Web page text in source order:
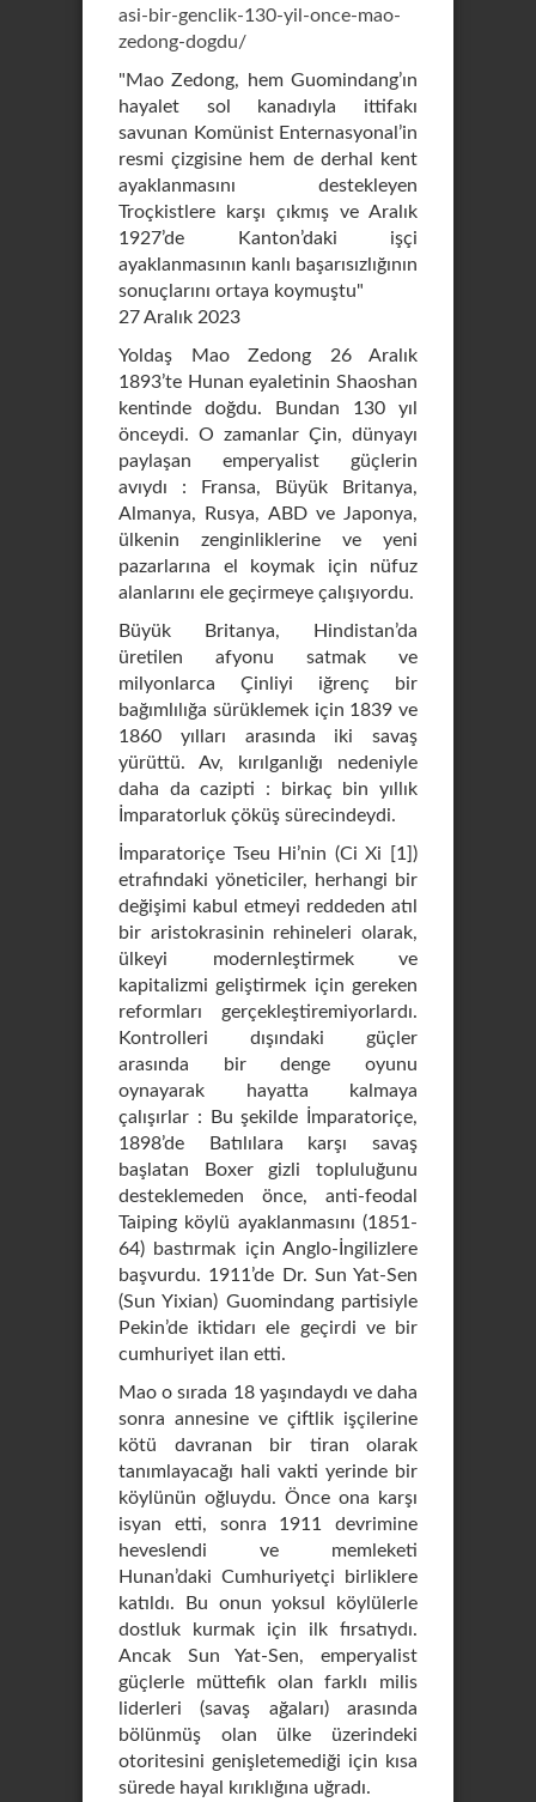
asi-bir-genclik-130-yil-once-mao-
zedong-dogdu/
"Mao Zedong, hem Guomindang’ın
hayalet sol kanadıyla ittifakı
savunan Komünist Enternasyonal’in
resmi çizgisine hem de derhal kent
ayaklanmasını destekleyen
Troçkistlere karşı çıkmış ve Aralık
1927’de Kanton’daki işçi
ayaklanmasının kanlı başarısızlığının
sonuçlarını ortaya koymuştu"
27 Aralık 2023
Yoldaş Mao Zedong 26 Aralık
1893’te Hunan eyaletinin Shaoshan
kentinde doğdu. Bundan 130 yıl
önceydi. O zamanlar Çin, dünyayı
paylaşan emperyalist güçlerin
avıydı : Fransa, Büyük Britanya,
Almanya, Rusya, ABD ve Japonya,
ülkenin zenginliklerine ve yeni
pazarlarına el koymak için nüfuz
alanlarını ele geçirmeye çalışıyordu.
Büyük Britanya, Hindistan’da
üretilen afyonu satmak ve
milyonlarca Çinliyi iğrenç bir
bağımlılığa sürüklemek için 1839 ve
1860 yılları arasında iki savaş
yürüttü. Av, kırılganlığı nedeniyle
daha da cazipti : birkaç bin yıllık
İmparatorluk çöküş sürecindeydi.
İmparatoriçe Tseu Hi’nin (Ci Xi [1])
etrafındaki yöneticiler, herhangi bir
değişimi kabul etmeyi reddeden atıl
bir aristokrasinin rehineleri olarak,
ülkeyi modernleştirmek ve
kapitalizmi geliştirmek için gereken
reformları gerçekleştiremiyorlardı.
Kontrolleri dışındaki güçler
arasında bir denge oyunu
oynayarak hayatta kalmaya
çalışırlar : Bu şekilde İmparatoriçe,
1898’de Batılılara karşı savaş
başlatan Boxer gizli topluluğunu
desteklemeden önce, anti-feodal
Taiping köylü ayaklanmasını (1851-
64) bastırmak için Anglo-İngilizlere
başvurdu. 1911’de Dr. Sun Yat-Sen
(Sun Yixian) Guomindang partisiyle
Pekin’de iktidarı ele geçirdi ve bir
cumhuriyet ilan etti.
Mao o sırada 18 yaşındaydı ve daha
sonra annesine ve çiftlik işçilerine
kötü davranan bir tiran olarak
tanımlayacağı hali vakti yerinde bir
köylünün oğluydu. Önce ona karşı
isyan etti, sonra 1911 devrimine
heveslendi ve memleketi
Hunan’daki Cumhuriyetçi birliklere
katıldı. Bu onun yoksul köylülerle
dostluk kurmak için ilk fırsatıydı.
Ancak Sun Yat-Sen, emperyalist
güçlerle müttefik olan farklı milis
liderleri (savaş ağaları) arasında
bölünmüş olan ülke üzerindeki
otoritesini genişletemediği için kısa
sürede hayal kırıklığına uğradı.